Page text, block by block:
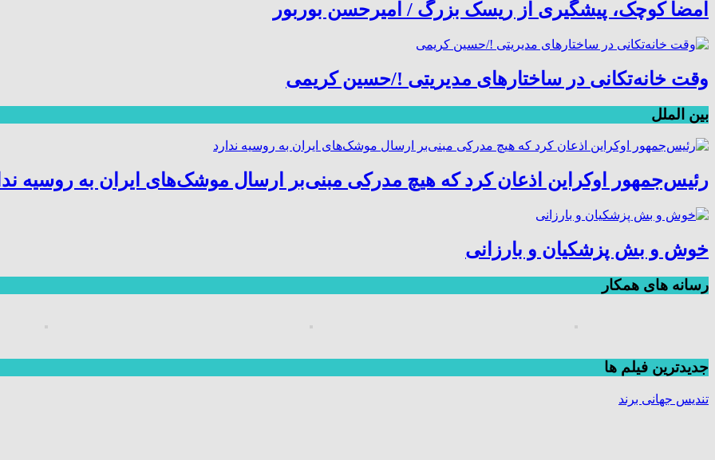
امضا کوچک، پیشگیری از ریسک بزرگ / امیرحسن بوربور
وقت خانه‌تکانی در ساختارهای مدیریتی !/حسین کریمی
بین الملل
رئیس‌جمهور اوکراین اذعان کرد که هیچ مدرکی مبنی‌بر ارسال موشک‌های ایران به روسیه
خوش و بش پزشکیان و بارزانی
رسانه های همکار
جديدترين فیلم ها
تندیس جهانی برند